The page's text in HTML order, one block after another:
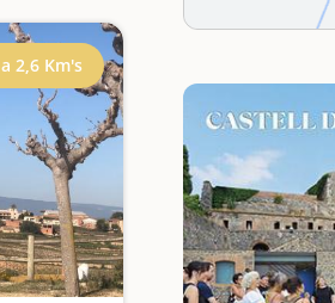
a 2,6 Km's